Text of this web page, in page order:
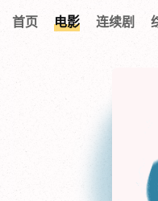
首页 电影 连续剧
暂无